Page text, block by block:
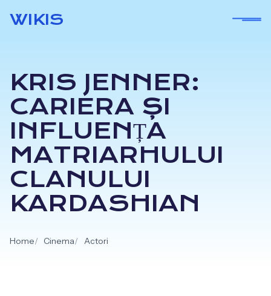
WIKIS
KRIS JENNER:
CARIERA ȘI
INFLUENȚA
MATRIARHULUI
CLANULUI
KARDASHIAN
Home Cinema Actori